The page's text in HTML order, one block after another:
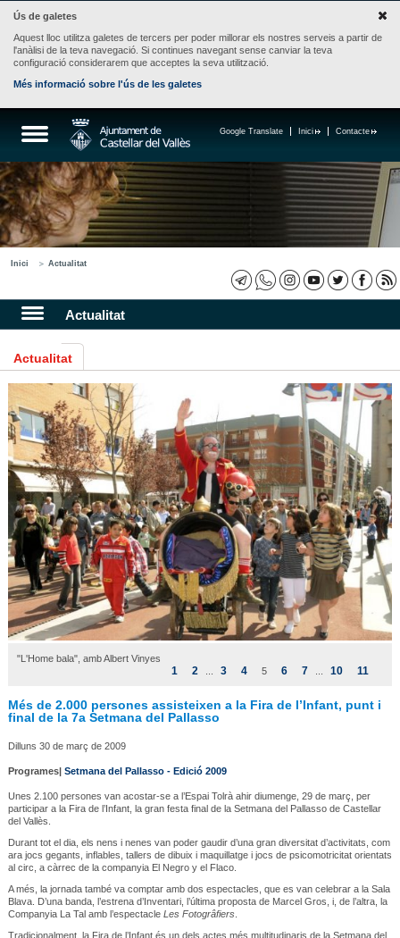
Ús de galetes
Aquest lloc utilitza galetes de tercers per poder millorar els nostres serveis a partir de
l'anàlisi de la teva navegació. Si continues navegant sense canviar la teva
configuració considerarem que acceptes la seva utilització.
Més informació sobre l'ús de les galetes
Contacte
Inici
Google Translate
Inici Actualitat
Actualitat
Actualitat
"L'Home bala", amb Albert Vinyes
1 2 3 4 5 6 7 10 11
Més de 2.000 persones assisteixen a la Fira de l’Infant, punt i
final de la 7a Setmana del Pallasso
Dilluns 30 de març de 2009
Programes| Setmana del Pallasso - Edició 2009
Unes 2.100 persones van acostar-se a l’Espai Tolrà ahir diumenge, 29 de març, per
participar a la Fira de l’Infant, la gran festa final de la Setmana del Pallasso de Castellar
del Vallès.
Durant tot el dia, els nens i nenes van poder gaudir d’una gran diversitat d’activitats, com
ara jocs gegants, inflables, tallers de dibuix i maquillatge i jocs de psicomotricitat orientats
al circ, a càrrec de la companyia El Negro y el Flaco.
A més, la jornada també va comptar amb dos espectacles, que es van celebrar a la Sala
Blava. D’una banda, l’estrena d’Inventari, l’última proposta de Marcel Gros, i, de l’altra, la
Companyia La Tal amb l’espectacle Les Fotogrâfiers.
Tradicionalment, la Fira de l’Infant és un dels actes més multitudinaris de la Setmana del